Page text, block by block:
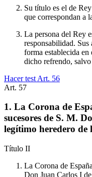
Su título es el de
que correspondan a
La persona del Rey
responsabilidad. Sus
forma establecida
dicho refrendo,
Hacer test Art. 56
Art. 57
1. La Corona de
sucesores de S. M.
legítimo heredero
Título II
La Corona de
Don Juan Carlos I